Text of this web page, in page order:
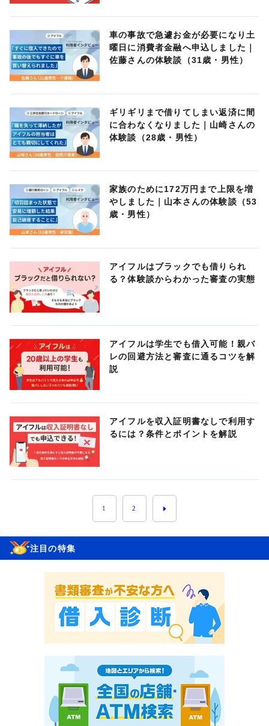
車の事故で急遽お金が必要になり土
曜日に消費者金融へ申込しました｜
佐藤さんの体験談（31歳・男性）
ギリギリまで借りてしまい返済に間
に合わなくなりました｜山崎さんの
体験談（28歳・男性）
家族のために172万円まで上限を増
やしました｜山本さんの体験談（53
歳・男性）
アイフルはブラックでも借りられ
る？体験談からわかった審査の実態
アイフルは学生でも借入可能！親バ
レの回避方法と審査に通るコツを解
説
アイフルを収入証明書なしで利用す
るには？条件とポイントを解説
1 2
注目の特集